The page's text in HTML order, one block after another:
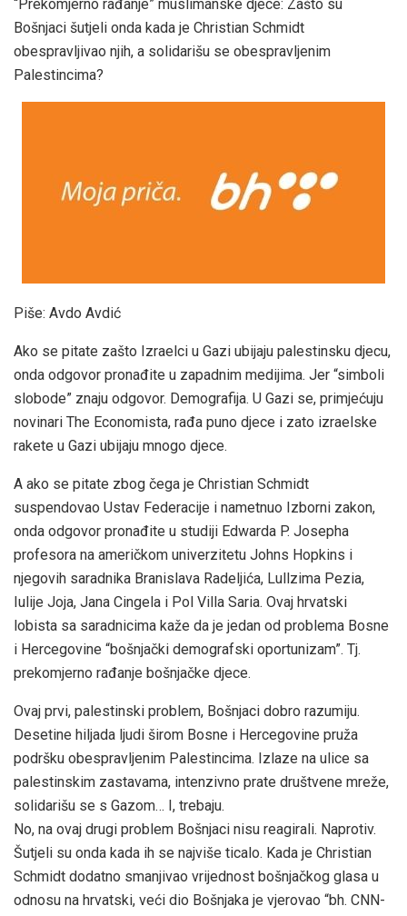
“Prekomjerno rađanje” muslimanske djece: Zašto su
Bošnjaci šutjeli onda kada je Christian Schmidt
obespravljivao njih, a solidarišu se obespravljenim
Palestincima?
Piše: Avdo Avdić
Ako se pitate zašto Izraelci u Gazi ubijaju palestinsku djecu,
onda odgovor pronađite u zapadnim medijima. Jer “simboli
slobode” znaju odgovor. Demografija. U Gazi se, primjećuju
novinari The Economista, rađa puno djece i zato izraelske
rakete u Gazi ubijaju mnogo djece.
A ako se pitate zbog čega je Christian Schmidt
suspendovao Ustav Federacije i nametnuo Izborni zakon,
onda odgovor pronađite u studiji Edwarda P. Josepha
profesora na američkom univerzitetu Johns Hopkins i
njegovih saradnika Branislava Radeljića, Lullzima Pezia,
Iulije Joja, Jana Cingela i Pol Villa Saria. Ovaj hrvatski
lobista sa saradnicima kaže da je jedan od problema Bosne
i Hercegovine “bošnjački demografski oportunizam”. Tj.
prekomjerno rađanje bošnjačke djece.
Ovaj prvi, palestinski problem, Bošnjaci dobro razumiju.
Desetine hiljada ljudi širom Bosne i Hercegovine pruža
podršku obespravljenim Palestincima. Izlaze na ulice sa
palestinskim zastavama, intenzivno prate društvene mreže,
solidarišu se s Gazom… I, trebaju.
No, na ovaj drugi problem Bošnjaci nisu reagirali. Naprotiv.
Šutjeli su onda kada ih se najviše ticalo. Kada je Christian
Schmidt dodatno smanjivao vrijednost bošnjačkog glasa u
odnosu na hrvatski, veći dio Bošnjaka je vjerovao “bh. CNN-